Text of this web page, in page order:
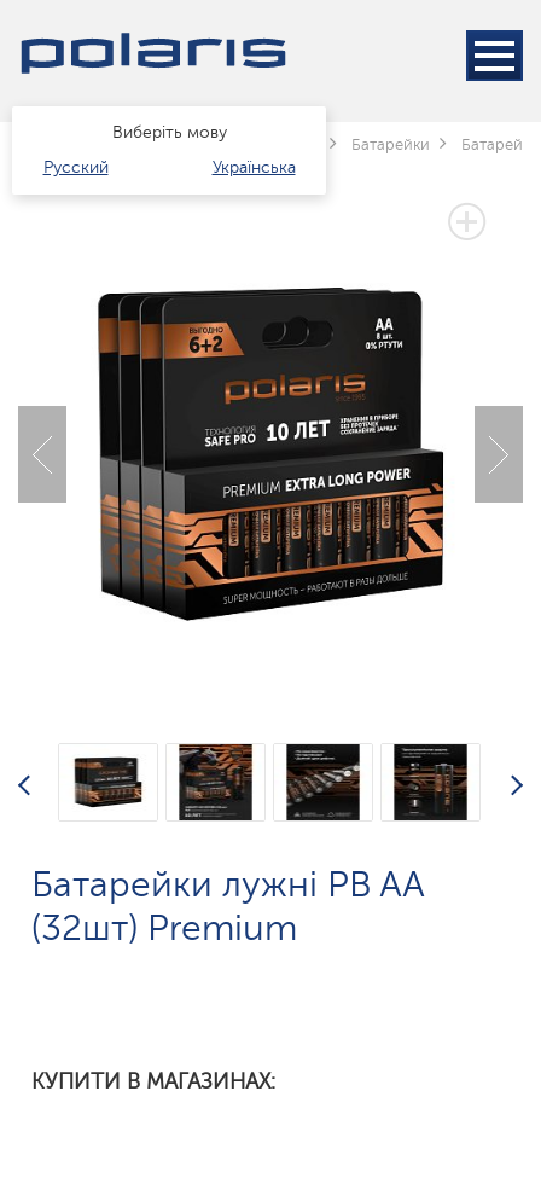
Виберіть мову
Русский
Українська
Каталог Техніка для дому Батарейки
Батарейки лужні PB AA
(32шт) Premium
КУПИТИ В МАГАЗИНАХ: